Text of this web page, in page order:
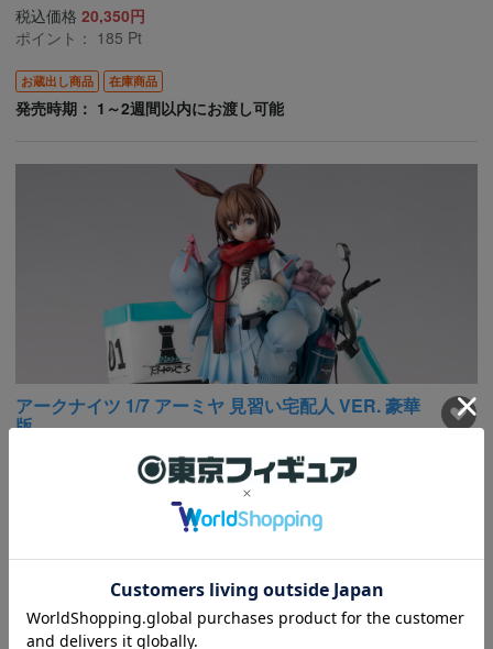
税込価格 20,350円
ポイント： 185 Pt
お蔵出し商品 在庫商品
発売時期： 1～2週間以内にお渡し可能
アークナイツ 1/7 アーミヤ 見習い宅配人 VER. 豪華
版
28,380円
Pt